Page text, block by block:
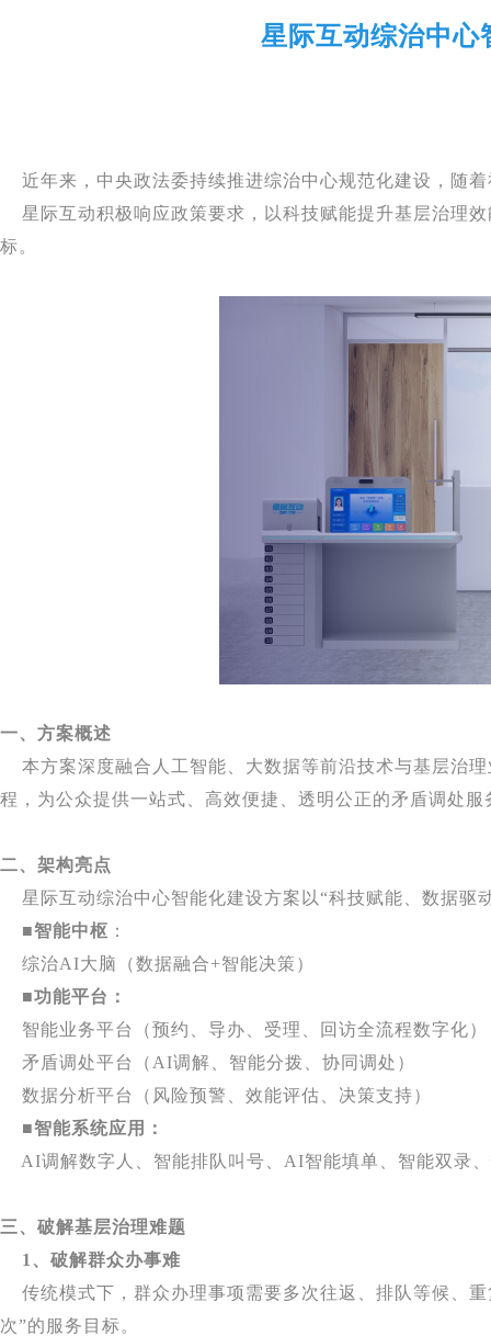
星际互动综治中心
近年来，中央政法委持续推进综治中心规范化建设，随
星际互动积极响应政策要求，以科技赋能提升基层治理效
标。
一、方案概述
本方案深度融合人工智能、大数据等前沿技术与基层治
程，为公众提供一站式、高效便捷、透明公正的矛盾调处
二、架构亮点
星际互动综治中心智能化建设方案以“科技赋能、数据驱
■智能中枢 ：
综治AI大脑（数据融合+智能决策）
■功能平台：
智能业务平台（预约、导办、受理、回访全流程数字化）
矛盾调处平台（AI调解、智能分拨、协同调处）
数据分析平台（风险预警、效能评估、决策支持）
■智能系统应用：
AI调解数字人、智能排队叫号、AI智能填单、智能双录
三、破解基层治理难题
1、破解群众办事难
传统模式下，群众办理事项需要多次往返、排队等候、
次”的服务目标。